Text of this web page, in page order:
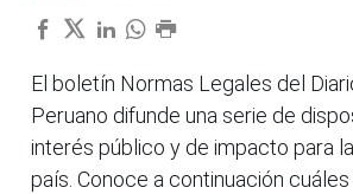
El boletín Normas Legales del
Peruano difunde una serie de
interés público y de impacto para
país. Conoce a continuación